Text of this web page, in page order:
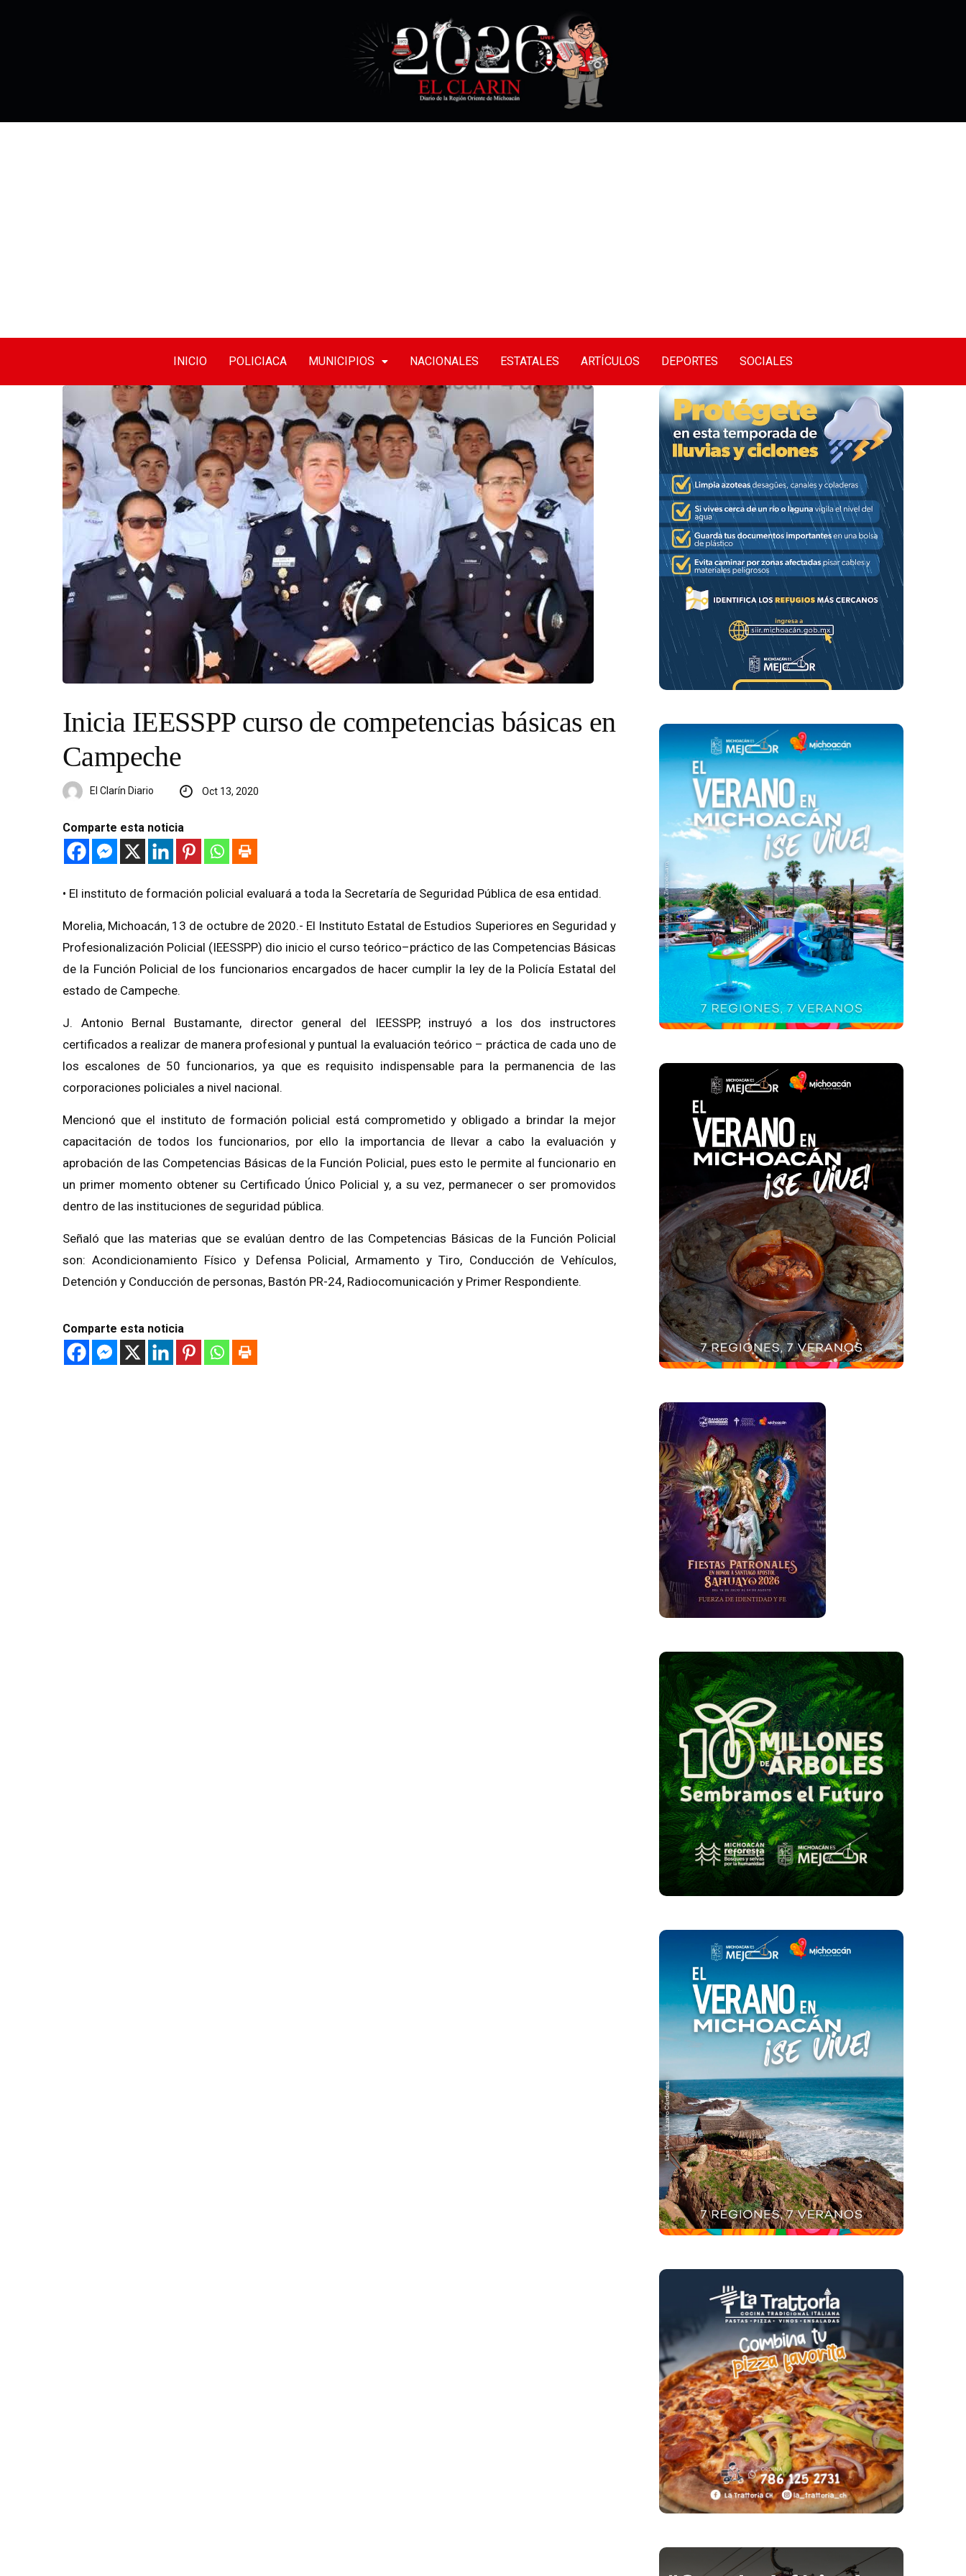
INICIO POLICIACA MUNICIPIOS NACIONALES ESTATALES ARTÍCULOS DEPORTES SOCIALES
Inicia IEESSPP curso de competencias básicas en
Campeche
El Clarín Diario Oct 13, 2020
Comparte esta noticia
• El instituto de formación policial evaluará a toda la Secretaría de Seguridad Pública de esa entidad.
Morelia, Michoacán, 13 de octubre de 2020.- El Instituto Estatal de Estudios Superiores en Seguridad y
Profesionalización Policial (IEESSPP) dio inicio el curso teórico–práctico de las Competencias Básicas
de la Función Policial de los funcionarios encargados de hacer cumplir la ley de la Policía Estatal del
estado de Campeche.
J. Antonio Bernal Bustamante, director general del IEESSPP, instruyó a los dos instructores
certificados a realizar de manera profesional y puntual la evaluación teórico – práctica de cada uno de
los escalones de 50 funcionarios, ya que es requisito indispensable para la permanencia de las
corporaciones policiales a nivel nacional.
Mencionó que el instituto de formación policial está comprometido y obligado a brindar la mejor
capacitación de todos los funcionarios, por ello la importancia de llevar a cabo la evaluación y
aprobación de las Competencias Básicas de la Función Policial, pues esto le permite al funcionario en
un primer momento obtener su Certificado Único Policial y, a su vez, permanecer o ser promovidos
dentro de las instituciones de seguridad pública.
Señaló que las materias que se evalúan dentro de las Competencias Básicas de la Función Policial
son: Acondicionamiento Físico y Defensa Policial, Armamento y Tiro, Conducción de Vehículos,
Detención y Conducción de personas, Bastón PR-24, Radiocomunicación y Primer Respondiente.
Comparte esta noticia